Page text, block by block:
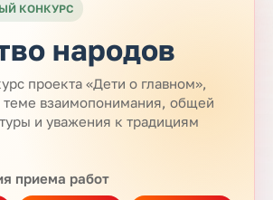
КОНКУРС
народов
проекта «Дети о главном»,
взаимопонимания, общей
и уважения к традициям
приема работ